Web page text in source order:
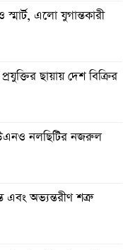
এলো যুগান্তকারী
ছায়ায় দেশ বিক্রির
নলছিটির নজরুল
এবং অভ্যন্তরীণ শত্রু